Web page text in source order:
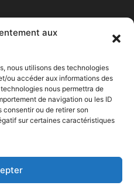
aux
nous utilisons des technologies
ou accéder aux informations des
nous permettra de
de navigation ou les ID
consentir ou de retirer son
sur certaines caractéristiques
Entrepreneur
AAKOM.DIGITAL